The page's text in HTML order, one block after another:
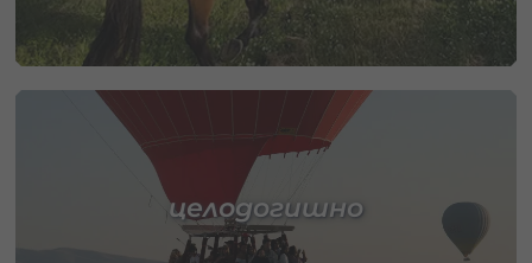
целодогишно